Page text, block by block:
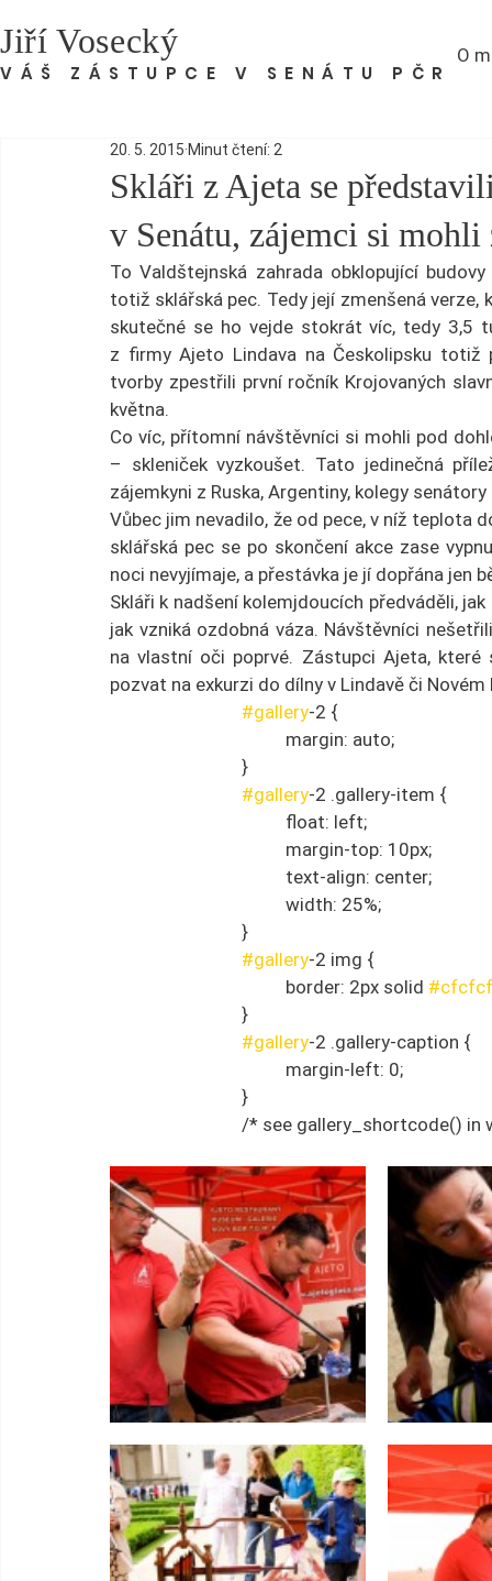
Jiří Vosecký
VÁŠ ZÁSTUPCE V SENÁTU PČR
O
Skláři z Ajeta se
v Senátu, zájemci si
20. 5. 2015 Minut čtení: 2
To Valdštejnská zahrada obklopující
totiž sklářská pec. Tedy její zmenšená
skutečné se ho vejde stokrát víc, tedy 3,5
z firmy Ajeto Lindava na Českolipsku
tvorby zpestřili první ročník Krojovaných
května.
Co víc, přítomní návštěvníci si mohli pod
– skleniček vyzkoušet. Tato jedinečná
zájemkyni z Ruska, Argentiny, kolegy
Vůbec jim nevadilo, že od pece, v níž teplota
sklářská pec se po skončení akce zase
noci nevyjímaje, a přestávka je jí dopřána jen
Skláři k nadšení kolemjdoucích předváděli,
jak vzniká ozdobná váza. Návštěvníci
na vlastní oči poprvé. Zástupci Ajeta,
pozvat na exkurzi do dílny v Lindavě či
#gallery-2 {
				margin: auto;
			}
#gallery-2 .gallery-item {
				float: left;
				margin-top: 10px;
				text-align: center;
				width: 25%;
			}
#gallery-2 img {
				border: 2px solid
#cfcfcf
			}
#gallery-2 .gallery-caption {
				margin-left: 0;
			}
/* see gallery_shortcode()